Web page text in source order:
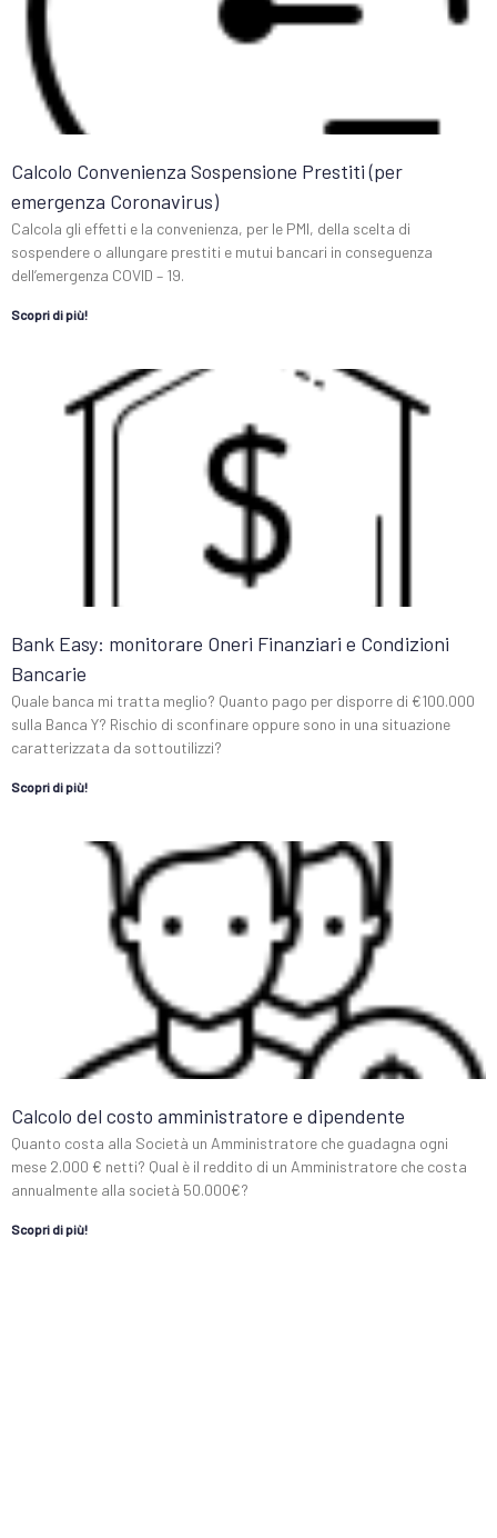
Calcolo Convenienza Sospensione Prestiti (per
emergenza Coronavirus)
Calcola gli effetti e la convenienza, per le PMI, della scelta di
sospendere o allungare prestiti e mutui bancari in conseguenza
dell’emergenza COVID – 19.
Scopri di più!
Bank Easy: monitorare Oneri Finanziari e Condizioni
Bancarie
Quale banca mi tratta meglio? Quanto pago per disporre di €100.000
sulla Banca Y? Rischio di sconfinare oppure sono in una situazione
caratterizzata da sottoutilizzi?
Scopri di più!
Calcolo del costo amministratore e dipendente
Quanto costa alla Società un Amministratore che guadagna ogni
mese 2.000 € netti? Qual è il reddito di un Amministratore che costa
annualmente alla società 50.000€?
Scopri di più!